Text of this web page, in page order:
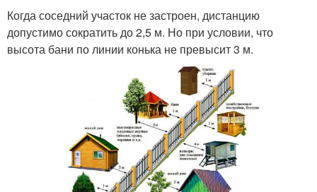
Когда соседний участок не застроен, дистанцию
допустимо сократить до 2,5 м. Но при условии, что
высота бани по линии конька не превысит 3 м.